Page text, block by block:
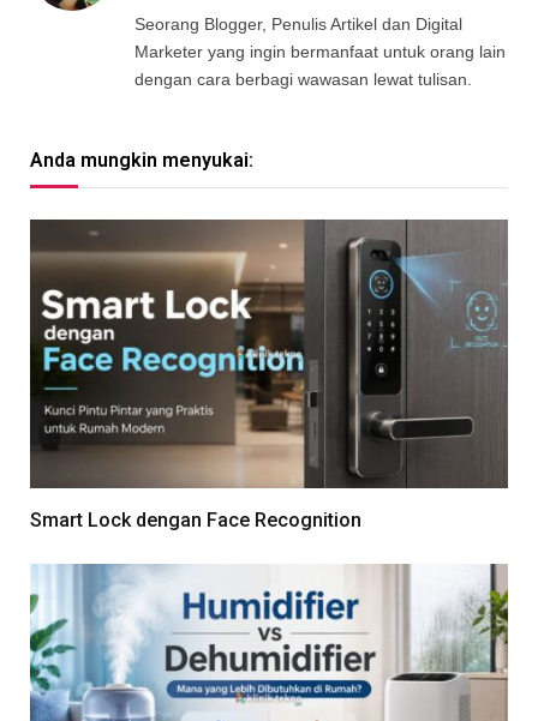
Seorang Blogger, Penulis Artikel dan Digital
Marketer yang ingin bermanfaat untuk orang lain
dengan cara berbagi wawasan lewat tulisan.
Anda mungkin menyukai:
Smart Lock dengan Face Recognition